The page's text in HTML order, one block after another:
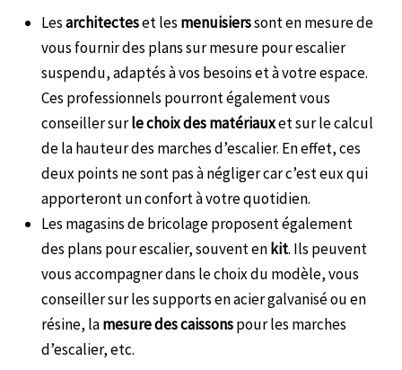
Lesarchitecteset les menuisierssont en mesure de
vous fournir des plans sur mesure pour escalier
suspendu, adaptés à vos besoins et à votre espace.
Ces professionnels pourront également vous
conseiller surle choix des matériauxet sur le calcul
de la hauteur des marches d’escalier. En effet, ces
deux points ne sont pas à négliger car c’est eux qui
apporteront un confort à votre quotidien.
Les magasins de bricolage proposent également
des plans pour escalier, souvent enkit. Ils peuvent
vous accompagner dans le choix du modèle, vous
conseiller sur les supports en acier galvanisé ou en
résine, lamesure des caissonspour les marches
d’escalier, etc.